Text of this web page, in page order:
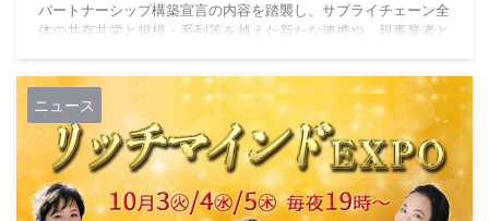
パートナーシップ構築宣言の内容を踏襲し、サプライチェーン全
体の共存共栄と規模・系列等を越えた新たな連携や、親事業者と
ついて宣言したものです。 よい会社株式会社は、取引先の皆様
や価値創造を図る事業者の皆様との連携・共存共栄を進める「よ
り良いパートナー様との取引指針」を制定し、重 ...
ニュース